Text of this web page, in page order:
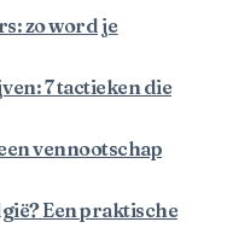
zo word je
7 tactieken die
vennootschap
Een praktische